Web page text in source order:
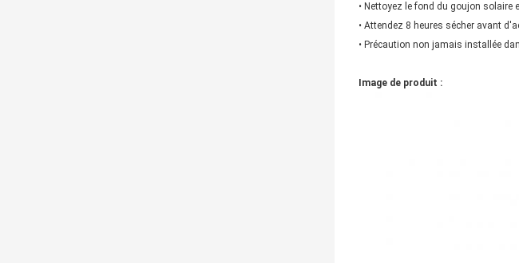
• Nettoyez le fond du goujon solaire
• Attendez 8 heures sécher avant
• Précaution non jamais installée
Image de produit :